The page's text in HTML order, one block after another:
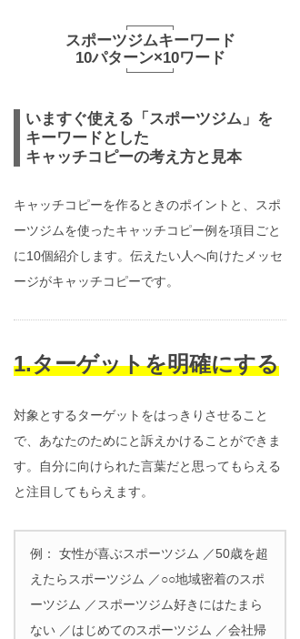
スポーツジムキーワード
10パターン×10ワード
いますぐ使える「スポーツジム」を
キーワードとした
キャッチコピーの考え方と見本
キャッチコピーを作るときのポイントと、スポ
ーツジムを使ったキャッチコピー例を項目ごと
に10個紹介します。伝えたい人へ向けたメッセ
ージがキャッチコピーです。
1.ターゲットを明確にする
対象とするターゲットをはっきりさせること
で、あなたのためにと訴えかけることができま
す。自分に向けられた言葉だと思ってもらえる
と注目してもらえます。
例： 女性が喜ぶスポーツジム ／50歳を超
えたらスポーツジム ／○○地域密着のスポ
ーツジム ／スポーツジム好きにはたまら
ない ／はじめてのスポーツジム ／会社帰